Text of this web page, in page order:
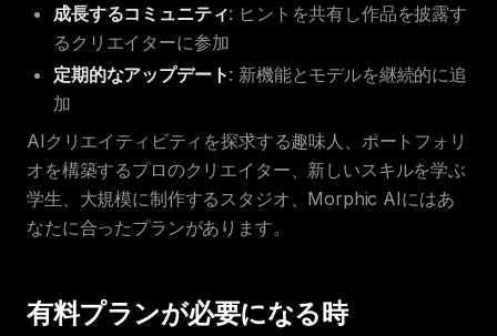
成長するコミュニティ: ヒントを共有し作品を披露す
るクリエイターに参加
定期的なアップデート: 新機能とモデルを継続的に追
加
AIクリエイティビティを探求する趣味人、ポートフォリ
オを構築するプロのクリエイター、新しいスキルを学ぶ
学生、大規模に制作するスタジオ、Morphic AIにはあ
なたに合ったプランがあります。
有料プランが必要になる時